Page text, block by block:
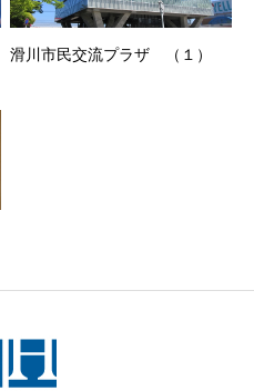
滑川市民交流プラザ （１）